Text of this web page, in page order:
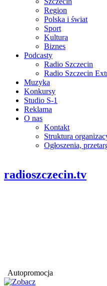
Region
Polska i świat
Sport
Kultura
Biznes
Podcasty
Radio Szczecin
Radio Szczecin
Muzyka
Konkursy
Studio S-1
Reklama
O nas
Kontakt
Struktura
Ogłoszenia,
radioszczecin.tv
Autopromocja